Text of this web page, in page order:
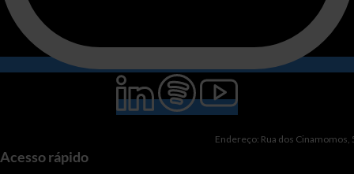
Endereço: Rua dos Cinamomos,
Acesso rápido